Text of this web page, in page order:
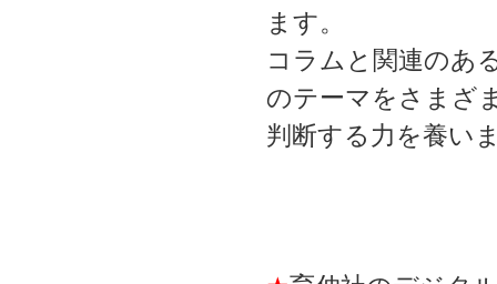
ます。
コラムと関連のあ
のテーマをさまざ
判断する力を養い